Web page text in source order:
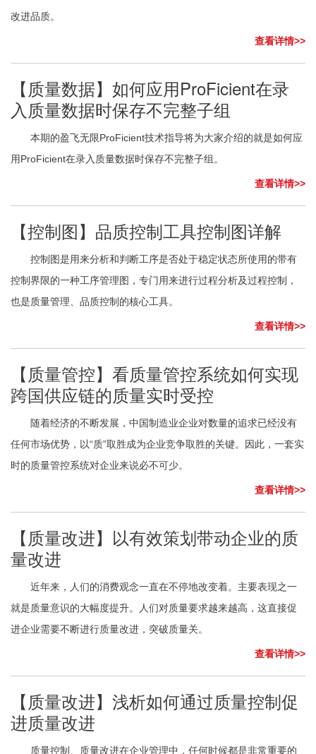
改进品质。
查看详情>>
【质量数据】如何应用ProFicient在录
入质量数据时保存不完整子组
本期的盈飞无限ProFicient技术指导将为大家介绍的就是如何应
用ProFicient在录入质量数据时保存不完整子组。
查看详情>>
【控制图】品质控制工具控制图详解
控制图是用来分析和判断工序是否处于稳定状态所使用的带有
控制界限的一种工序管理图，专门用来进行过程分析及过程控制，
也是质量管理、品质控制的核心工具。
查看详情>>
【质量管控】看质量管控系统如何实现
跨国供应链的质量实时受控
随着经济的不断发展，中国制造业企业对数量的追求已经没有
任何市场优势，以“质”取胜成为企业竞争取胜的关键。因此，一套实
时的质量管控系统对企业来说必不可少。
查看详情>>
【质量改进】以有效策划带动企业的质
量改进
近年来，人们的消费观念一直在不停地改变着。主要表现之一
就是质量意识的大幅度提升。人们对质量要求越来越高，这直接促
进企业需要不断进行质量改进，突破质量关。
查看详情>>
【质量改进】浅析如何通过质量控制促
进质量改进
质量控制、质量改进在企业管理中，任何时候都是非常重要的